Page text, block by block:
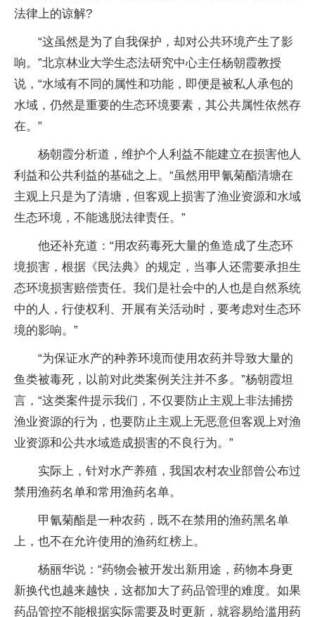
法律上的谅解?
“这虽然是为了自我保护，却对公共环境产生了影
响。”北京林业大学生态法研究中心主任杨朝霞教授
说，“水域有不同的属性和功能，即便是被私人承包的
水域，仍然是重要的生态环境要素，其公共属性依然存
在。”
杨朝霞分析道，维护个人利益不能建立在损害他人
利益和公共利益的基础之上。“虽然用甲氰菊酯清塘在
主观上只是为了清塘，但客观上损害了渔业资源和水域
生态环境，不能逃脱法律责任。”
他还补充道：“用农药毒死大量的鱼造成了生态环
境损害，根据《民法典》的规定，当事人还需要承担生
态环境损害赔偿责任。我们是社会中的人也是自然系统
中的人，行使权利、开展有关活动时，要考虑对生态环
境的影响。”
“为保证水产的种养环境而使用农药并导致大量的
鱼类被毒死，以前对此类案例关注并不多。”杨朝霞坦
言，“这类案件提示我们，不仅要防止主观上非法捕捞
渔业资源的行为，也要防止主观上无恶意但客观上对渔
业资源和公共水域造成损害的不良行为。”
实际上，针对水产养殖，我国农村农业部曾公布过
禁用渔药名单和常用渔药名单。
甲氰菊酯是一种农药，既不在禁用的渔药黑名单
上，也不在允许使用的渔药红榜上。
杨丽华说：“药物会被开发出新用途，药物本身更
新换代也越来越快，这都加大了药品管理的难度。如果
药品管控不能根据实际需要及时更新，就容易给滥用药